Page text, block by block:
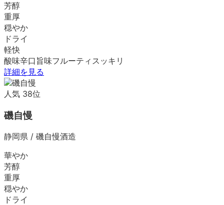
芳醇
重厚
穏やか
ドライ
軽快
酸味辛口 旨味フルーティ スッキリ
詳細を見る
人気 38位
磯自慢
静岡県 / 磯自慢酒造
華やか
芳醇
重厚
穏やか
ドライ